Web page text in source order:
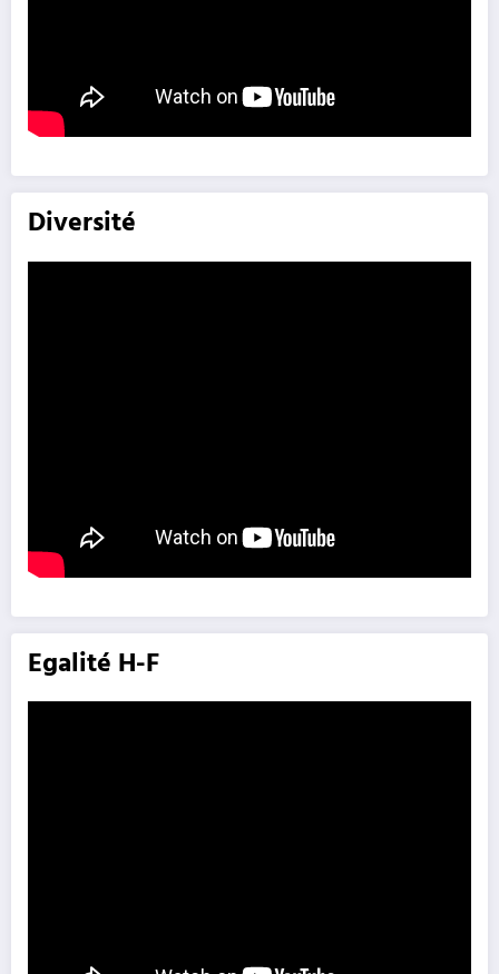
Diversité
Egalité H-F